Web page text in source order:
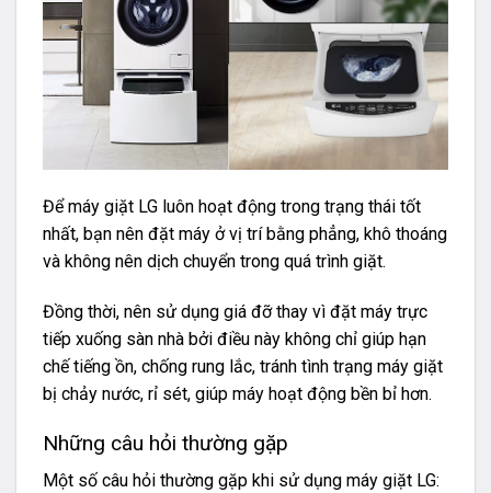
Để máy giặt LG luôn hoạt động trong trạng thái tốt
nhất, bạn nên đặt máy ở vị trí bằng phẳng, khô thoáng
và không nên dịch chuyển trong quá trình giặt.
Đồng thời, nên sử dụng giá đỡ thay vì đặt máy trực
tiếp xuống sàn nhà bởi điều này không chỉ giúp hạn
chế tiếng ồn, chống rung lắc, tránh tình trạng máy giặt
bị chảy nước, rỉ sét, giúp máy hoạt động bền bỉ hơn.
Những câu hỏi thường gặp
Một số câu hỏi thường gặp khi sử dụng máy giặt LG: